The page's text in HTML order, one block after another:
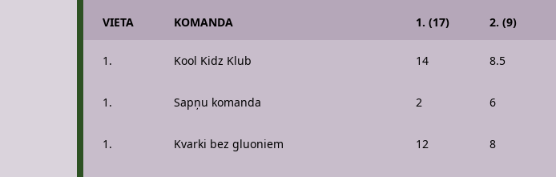
VIETA KOMANDA 1. (17) 2. (9)
1. Kool Kidz Klub 14 8.5
1. Sapņu komanda 2 6
1. Kvarki bez gluoniem 12 8